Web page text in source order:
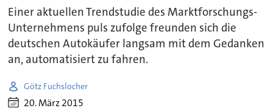
Einer aktuellen Trendstudie des Marktforschungs-
Unternehmens puls zufolge freunden sich die
deutschen Autokäufer langsam mit dem Gedanken
an, automatisiert zu fahren.
Götz Fuchslocher
20. März 2015